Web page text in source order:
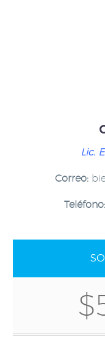
Lic.
Correo:
Teléfono: